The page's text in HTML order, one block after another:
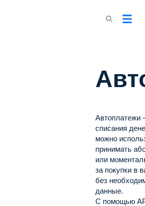
Автоплатежи
списания
можно
принимать
или
за покупки в
без
данные.
С помощью